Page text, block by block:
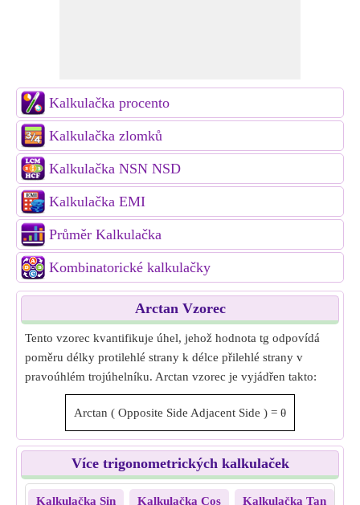
Kalkulačka procento
Kalkulačka zlomků
Kalkulačka NSN NSD
Kalkulačka EMI
Průměr Kalkulačka
Kombinatorické kalkulačky
Arctan Vzorec
Tento vzorec kvantifikuje úhel, jehož hodnota tg odpovídá
poměru délky protilehlé strany k délce přilehlé strany v
pravoúhlém trojúhelníku. Arctan vzorec je vyjádřen takto:
Arctan ( Opposite Side Adjacent Side ) = θ
Více trigonometrických kalkulaček
Kalkulačka Sin Kalkulačka Cos Kalkulačka Tan